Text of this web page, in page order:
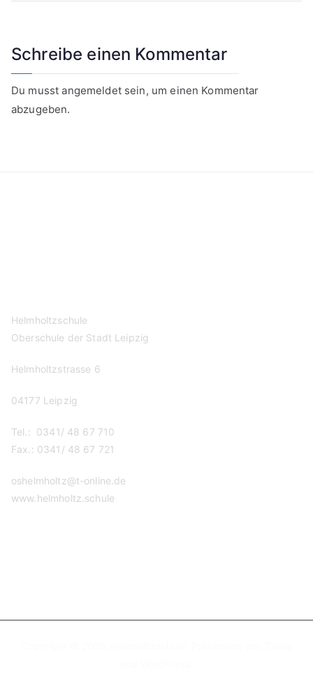
Schreibe einen Kommentar
Du musstangemeldetsein, um einen Kommentar
abzugeben.
Helmholtzschule
Oberschule der Stadt Leipzig
Helmholtzstrasse 6
04177 Leipzig
Tel.: 0341/ 48 67 710
Fax.: 0341/ 48 67 721
oshelmholtz@t-online.de
www.helmholtz.schule